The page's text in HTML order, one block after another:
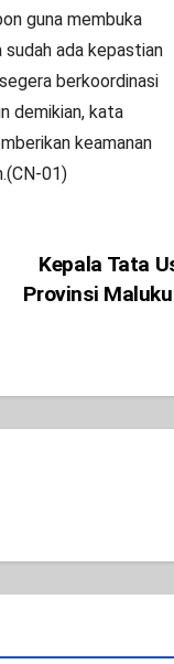
guna membuka
ada kepastian
berkoordinasi
demikian, kata
keamanan
01)
Kepala Tata
Provinsi